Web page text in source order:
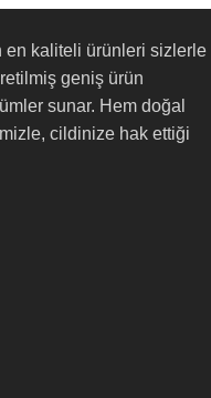
en kaliteli ürünleri sizlerle
geniş ürün
sunar. Hem doğal
cildinize hak ettiği